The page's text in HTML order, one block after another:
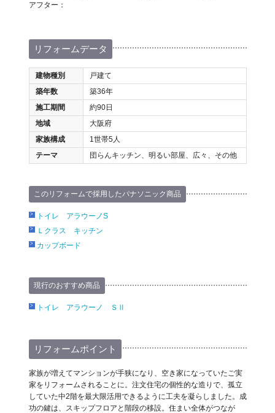
アフター：
リフォームデータ
建物種別
戸建て
築年数
築36年
施工期間
約90日
地域
大阪府
家族構成
1世帯5人
テーマ
団らんキッチン、明るい部屋、広々、その他
このリフォームで採用したパナソニック商品
トイレ アラウーノS
Ｌクラス キッチン
カップボード
現行のおすすめ商品
トイレ アラウーノ ＳⅡ
リフォームポイント
家族が増えてマンションが手狭になり、空き家になっていたご実
家をリフォームされることに。注文住宅の個性的な造りで、孤立
していた中2階を最大限活用できるように工夫を凝らしました。成
功の鍵は、スキップフロアと階段の移設。住まい全体がつなが